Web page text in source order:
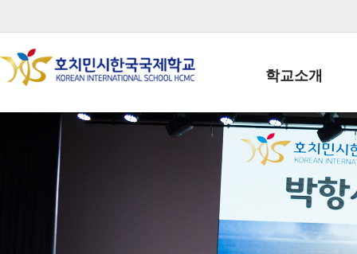
학교소개
학교장인사말
학생회장인사말
학교상징
학교 CI